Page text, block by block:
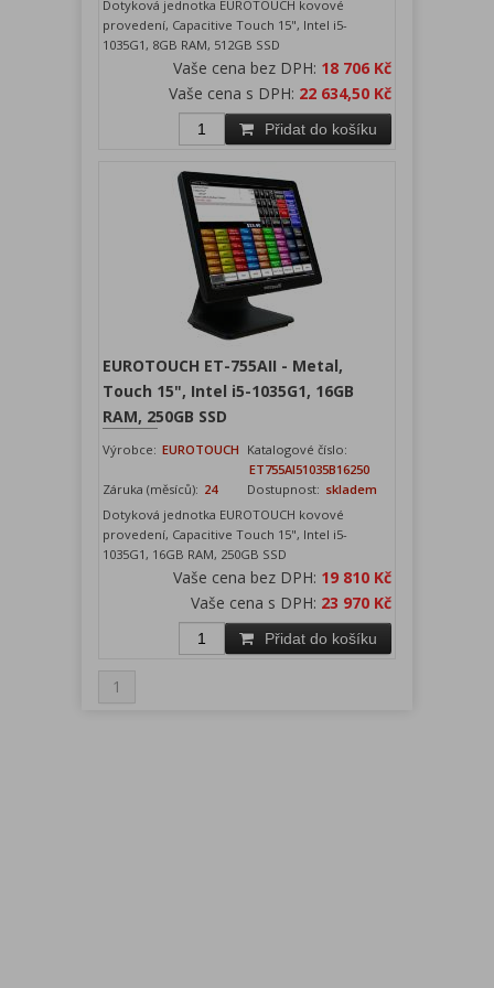
Dotyková jednotka EUROTOUCH kovové
provedení, Capacitive Touch 15", Intel i5-
1035G1, 8GB RAM, 512GB SSD
Vaše cena bez DPH: 18 706 Kč
Vaše cena s DPH: 22 634,50 Kč
Přidat do košíku
EUROTOUCH ET-755AII - Metal,
Touch 15", Intel i5-1035G1, 16GB
RAM, 250GB SSD
Výrobce: EUROTOUCH Katalogové číslo:
ET755AI51035B16250
Záruka (měsíců): 24 Dostupnost: skladem
Dotyková jednotka EUROTOUCH kovové
provedení, Capacitive Touch 15", Intel i5-
1035G1, 16GB RAM, 250GB SSD
Vaše cena bez DPH: 19 810 Kč
Vaše cena s DPH: 23 970 Kč
Přidat do košíku
1